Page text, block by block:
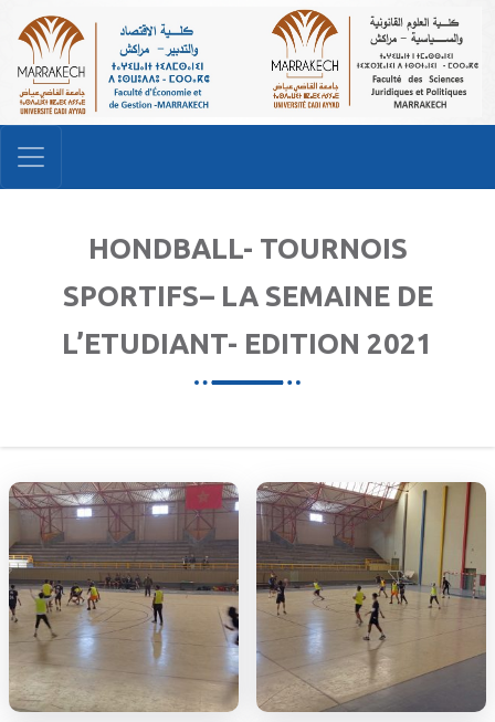
HONDBALL- TOURNOIS
SPORTIFS– LA SEMAINE DE
L’ETUDIANT- EDITION 2021